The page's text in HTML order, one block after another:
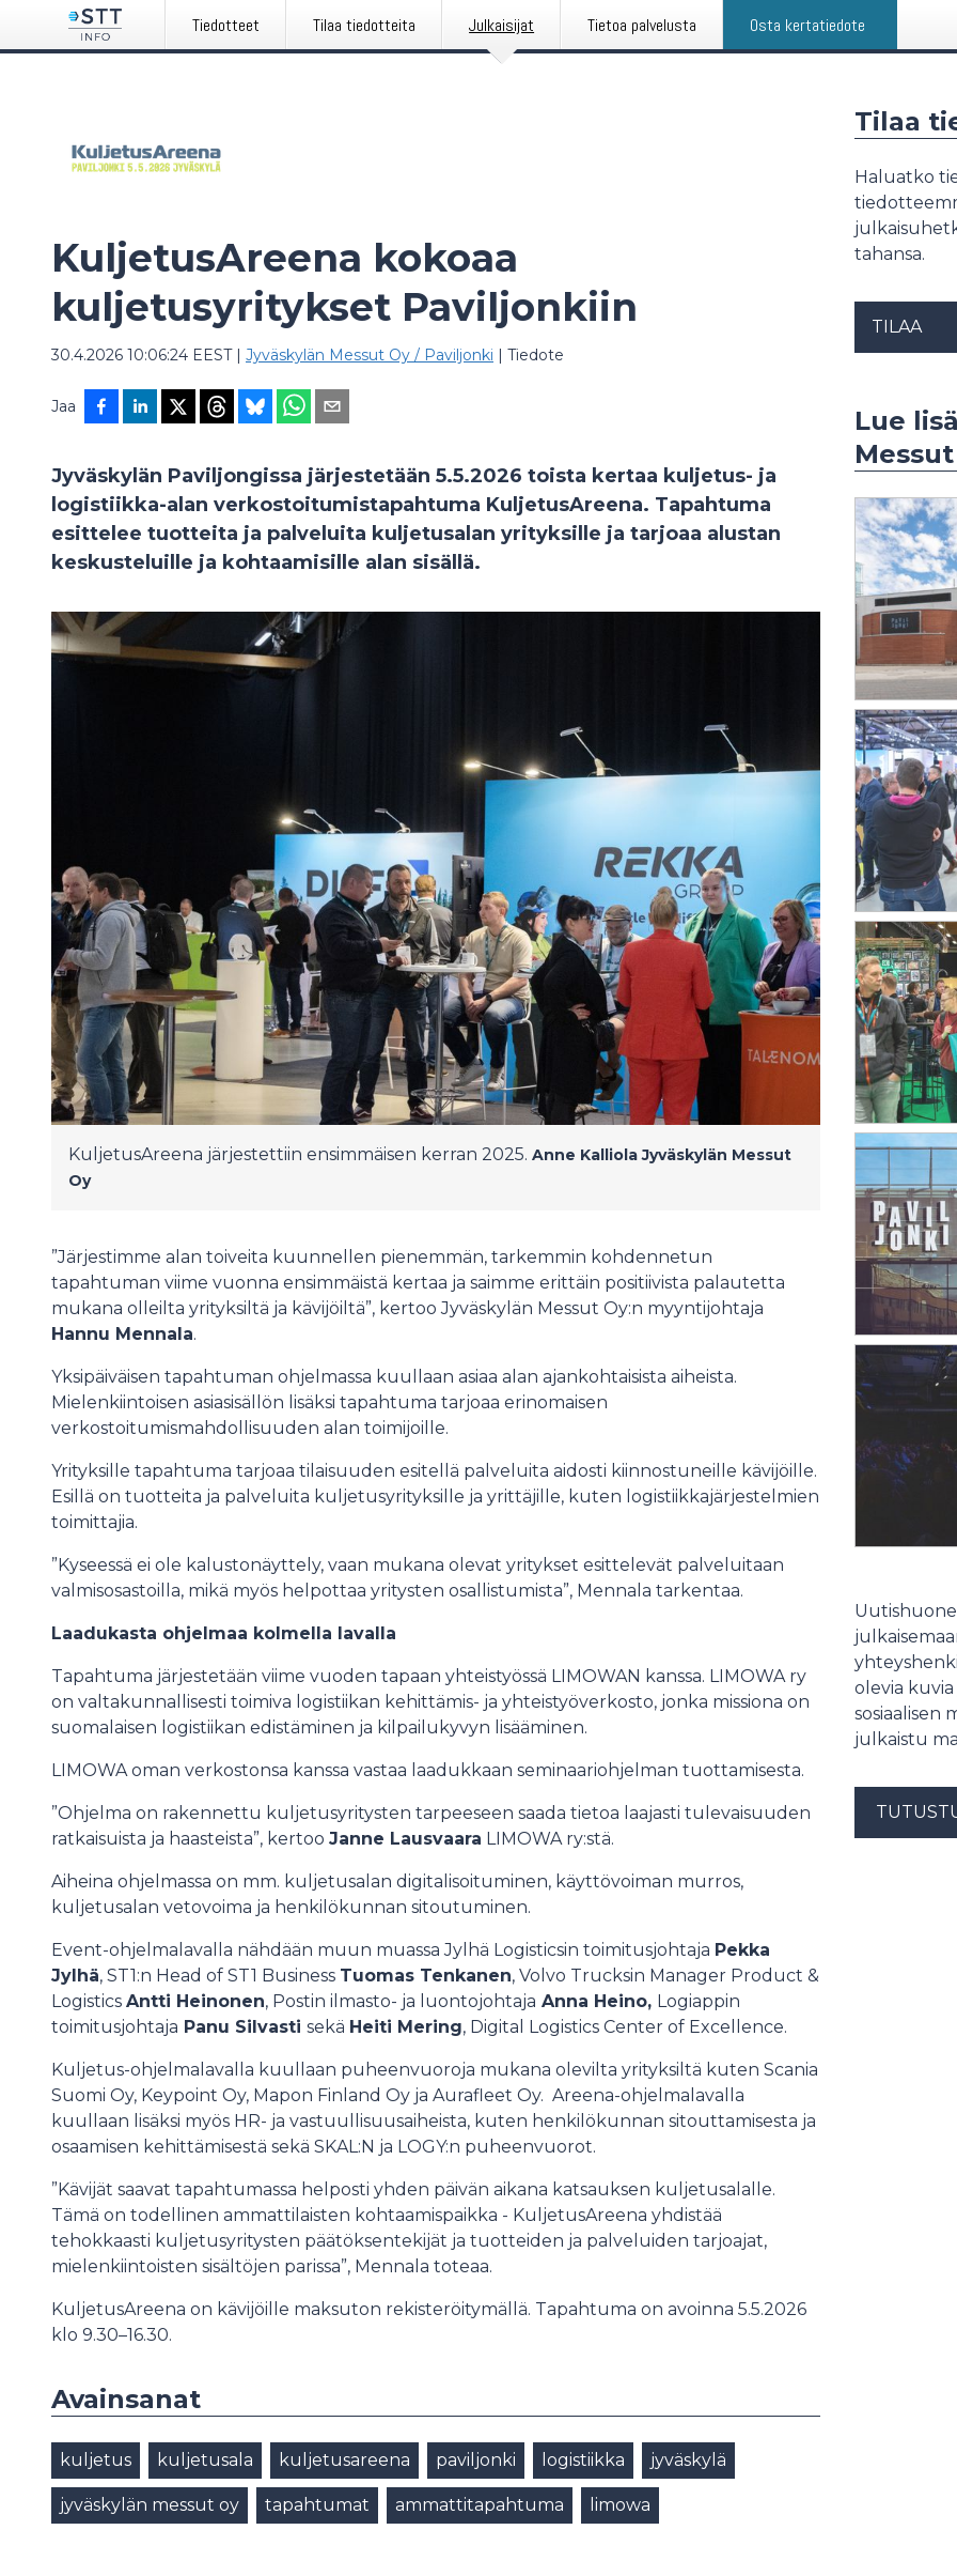
Tiedotteet Tilaa tiedotteita Julkaisijat Tietoa palvelusta Osta kertatiedote
KuljetusAreena kokoaa
kuljetusyritykset Paviljonkiin
30.4.2026 10:06:24 EEST| Jyväskylän Messut Oy / Paviljonki | Tiedote
Jaa
Jyväskylän Paviljongissa järjestetään 5.5.2026 toista kertaa kuljetus- ja
logistiikka-alan verkostoitumistapahtuma KuljetusAreena. Tapahtuma
esittelee tuotteita ja palveluita kuljetusalan yrityksille ja tarjoaa alustan
keskusteluille ja kohtaamisille alan sisällä.
KuljetusAreena järjestettiin ensimmäisen kerran 2025. Anne Kalliola Jyväskylän Messut
Oy
”Järjestimme alan toiveita kuunnellen pienemmän, tarkemmin kohdennetun
tapahtuman viime vuonna ensimmäistä kertaa ja saimme erittäin positiivista palautetta
mukana olleilta yrityksiltä ja kävijöiltä”, kertoo Jyväskylän Messut Oy:n myyntijohtaja
Hannu Mennala.
Yksipäiväisen tapahtuman ohjelmassa kuullaan asiaa alan ajankohtaisista aiheista.
Mielenkiintoisen asiasisällön lisäksi tapahtuma tarjoaa erinomaisen
verkostoitumismahdollisuuden alan toimijoille.
Yrityksille tapahtuma tarjoaa tilaisuuden esitellä palveluita aidosti kiinnostuneille kävijöille.
Esillä on tuotteita ja palveluita kuljetusyrityksille ja yrittäjille, kuten logistiikkajärjestelmien
toimittajia.
”Kyseessä ei ole kalustonäyttely, vaan mukana olevat yritykset esittelevät palveluitaan
valmisosastoilla, mikä myös helpottaa yritysten osallistumista”, Mennala tarkentaa.
Laadukasta ohjelmaa kolmella lavalla
Tapahtuma järjestetään viime vuoden tapaan yhteistyössä LIMOWAN kanssa. LIMOWA ry
on valtakunnallisesti toimiva logistiikan kehittämis- ja yhteistyöverkosto, jonka missiona on
suomalaisen logistiikan edistäminen ja kilpailukyvyn lisääminen.
LIMOWA oman verkostonsa kanssa vastaa laadukkaan seminaariohjelman tuottamisesta.
”Ohjelma on rakennettu kuljetusyritysten tarpeeseen saada tietoa laajasti tulevaisuuden
ratkaisuista ja haasteista”, kertoo Janne Lausvaara LIMOWA ry:stä.
Aiheina ohjelmassa on mm. kuljetusalan digitalisoituminen, käyttövoiman murros,
kuljetusalan vetovoima ja henkilökunnan sitoutuminen.
Event-ohjelmalavalla nähdään muun muassa Jylhä Logisticsin toimitusjohtaja Pekka
Jylhä, ST1:n Head of ST1 Business Tuomas Tenkanen, Volvo Trucksin Manager Product &
Logistics Antti Heinonen, Postin ilmasto- ja luontojohtaja Anna Heino, Logiappin
toimitusjohtaja Panu Silvasti sekä Heiti Mering, Digital Logistics Center of Excellence.
Kuljetus-ohjelmalavalla kuullaan puheenvuoroja mukana olevilta yrityksiltä kuten Scania
Suomi Oy, Keypoint Oy, Mapon Finland Oy ja Aurafleet Oy. Areena-ohjelmalavalla
kuullaan lisäksi myös HR- ja vastuullisuusaiheista, kuten henkilökunnan sitouttamisesta ja
osaamisen kehittämisestä sekä SKAL:N ja LOGY:n puheenvuorot.
”Kävijät saavat tapahtumassa helposti yhden päivän aikana katsauksen kuljetusalalle.
Tämä on todellinen ammattilaisten kohtaamispaikka - KuljetusAreena yhdistää
tehokkaasti kuljetusyritysten päätöksentekijät ja tuotteiden ja palveluiden tarjoajat,
mielenkiintoisten sisältöjen parissa”, Mennala toteaa.
KuljetusAreena on kävijöille maksuton rekisteröitymällä. Tapahtuma on avoinna 5.5.2026
klo 9.30–16.30.
Avainsanat
kuljetus kuljetusala kuljetusareena paviljonki logistiikka jyväskylä
jyväskylän messut oy tapahtumat ammattitapahtuma limowa
Tilaa
Haluatko
tahansa.
TILAA
Lue
olevia
sosiaalisen
julkaistu